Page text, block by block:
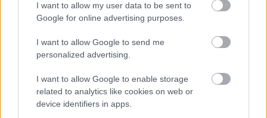
I want to allow my user data to be sent to
Google for online advertising purposes.
I want to allow Google to send me
personalized advertising.
I want to allow Google to enable storage
related to analytics like cookies on web or
device identifiers in apps.
που ισχύει κατά τον χρόνο υποβολής της
τροποποιητικής.
φορολογούμενοι
Οι φοροτεχνικοί επισημαίνουν ότι ιδιαίτερη